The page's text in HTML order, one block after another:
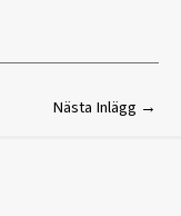
Nästa Inlägg →